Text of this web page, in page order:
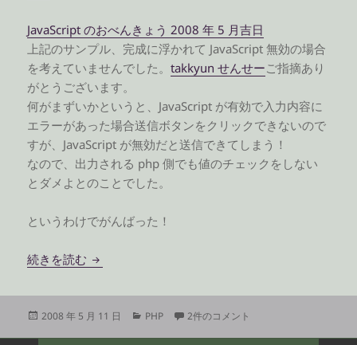
JavaScript のおべんきょう 2008 年 5 月吉日
上記のサンプル、完成に浮かれて JavaScript 無効の場合
を考えていませんでした。takkyun せんせーご指摘あり
がとうございます。
何がまずいかというと、JavaScript が有効で入力内容に
エラーがあった場合送信ボタンをクリックできないので
すが、JavaScript が無効だと送信できてしまう！
なので、出力される php 側でも値のチェックをしない
とダメよとのことでした。
というわけでがんばった！
続きを読む PHP で入力フォームのエラーチェック
投
2008 年 5 月 11 日
カ
PHP PHP で入力フォームのエラーチェック
2件のコメント